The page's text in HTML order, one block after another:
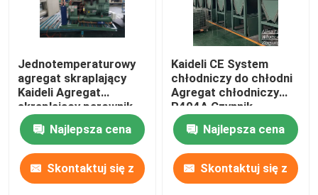
Jednotemperaturowy
agregat skraplający
Kaideli Agregat
skraplający parownik
Najlepsza cena
Skontaktuj się z
Kaideli CE System
chłodniczy do chłodni
Agregat chłodniczy
R404A Czynnik
chłodniczy
Najlepsza cena
Skontaktuj się z